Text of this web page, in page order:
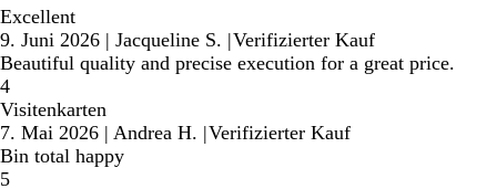
Excellent
9. Juni 2026 | Jacqueline S. |Verifizierter Kauf
Beautiful quality and precise execution for a great price.
4
Visitenkarten
7. Mai 2026 | Andrea H. |Verifizierter Kauf
Bin total happy
5